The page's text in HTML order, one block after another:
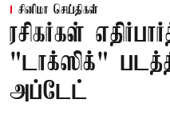
சினிமா செய்திகள்
ரசிகர்கள்
"டாக்ஸிக்"
அப்டேட்